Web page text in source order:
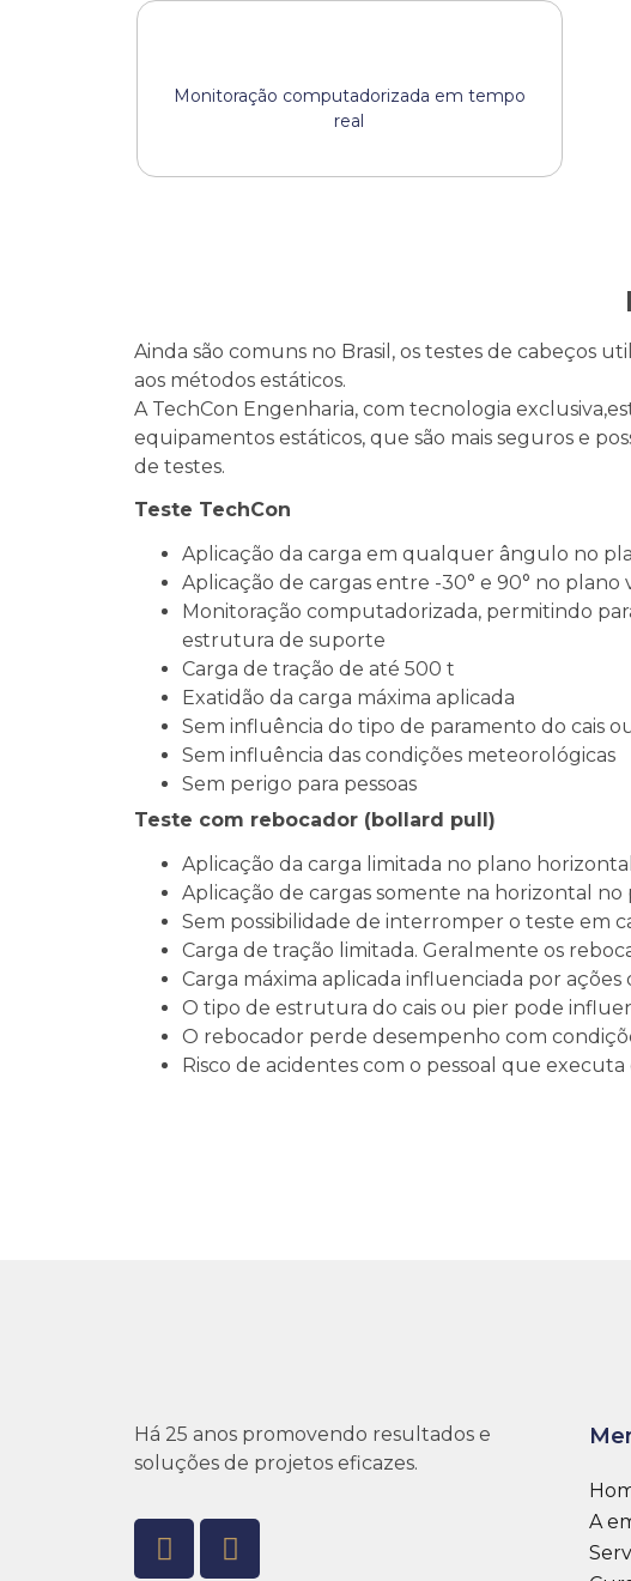
Monitoração computadorizada em tempo
real
Ainda são comuns no Brasil, os testes de cabeços
aos métodos estáticos.
A TechCon Engenharia, com tecnologia
equipamentos estáticos, que são mais seguros e
de testes.
Teste TechCon
Aplicação da carga em qualquer ângulo no
Aplicação de cargas entre -30° e 90° no plano
Monitoração computadorizada, permitindo
estrutura de suporte
Carga de tração de até 500 t
Exatidão da carga máxima aplicada
Sem influência do tipo de paramento do cais
Sem influência das condições meteorológicas
Sem perigo para pessoas
Teste com rebocador (bollard pull)
Aplicação da carga limitada no plano horizontal
Aplicação de cargas somente na horizontal no
Sem possibilidade de interromper o teste em
Carga de tração limitada. Geralmente os
Carga máxima aplicada influenciada por ações
O tipo de estrutura do cais ou pier pode
O rebocador perde desempenho com
Risco de acidentes com o pessoal que executa
Há 25 anos promovendo resultados e
soluções de projetos eficazes.
A